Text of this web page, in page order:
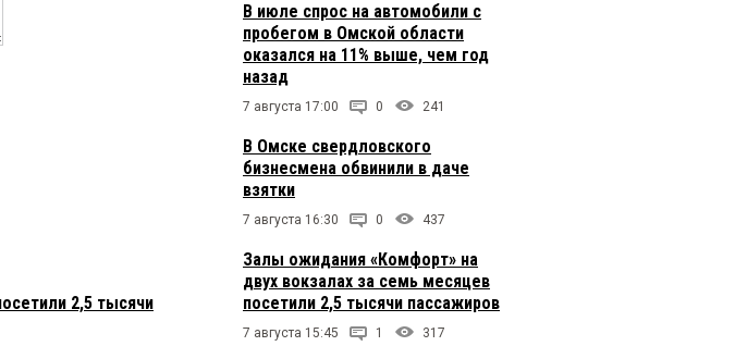
2,5 тысячи
В июле спрос на автомобили с
пробегом в Омской области
оказался на 11% выше, чем год
назад
7 августа 17:00 0 241
В Омске свердловского
бизнесмена обвинили в даче
взятки
7 августа 16:30 0 437
Залы ожидания «Комфорт» на
двух вокзалах за семь месяцев
посетили 2,5 тысячи пассажиров
7 августа 15:45 1 317